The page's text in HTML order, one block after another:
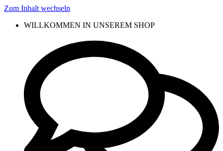
Zum Inhalt wechseln
WILLKOMMEN IN UNSEREM SHOP